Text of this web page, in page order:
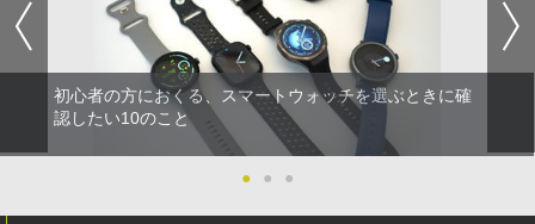
初心者の方におくる、スマートウォッチを選ぶときに確
認したい10のこと
● ● ●